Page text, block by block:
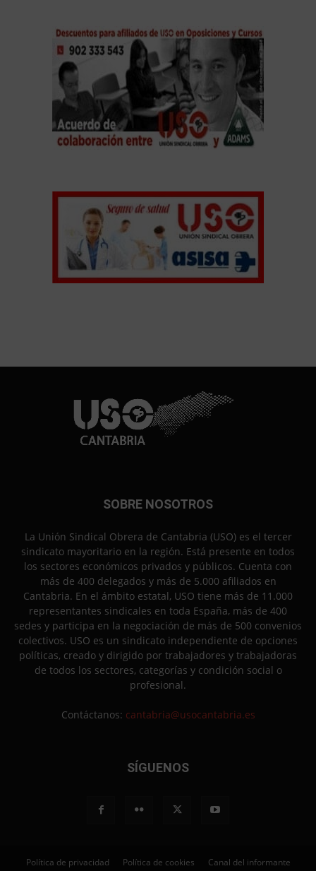
SOBRE NOSOTROS
La Unión Sindical Obrera de Cantabria (USO) es el tercer
sindicato mayoritario en la región. Está presente en todos
los sectores económicos privados y públicos. Cuenta con
más de 400 delegados y más de 5.000 afiliados en
Cantabria. En el ámbito estatal, USO tiene más de 11.000
representantes sindicales en toda España, más de 400
sedes y participa en la negociación de más de 500 convenios
colectivos. USO es un sindicato independiente de opciones
políticas, creado y dirigido por trabajadores y trabajadoras
de todos los sectores, categorías y condición social o
profesional.
Contáctanos: cantabria@usocantabria.es
SÍGUENOS
Política de privacidad Política de cookies Canal del informante